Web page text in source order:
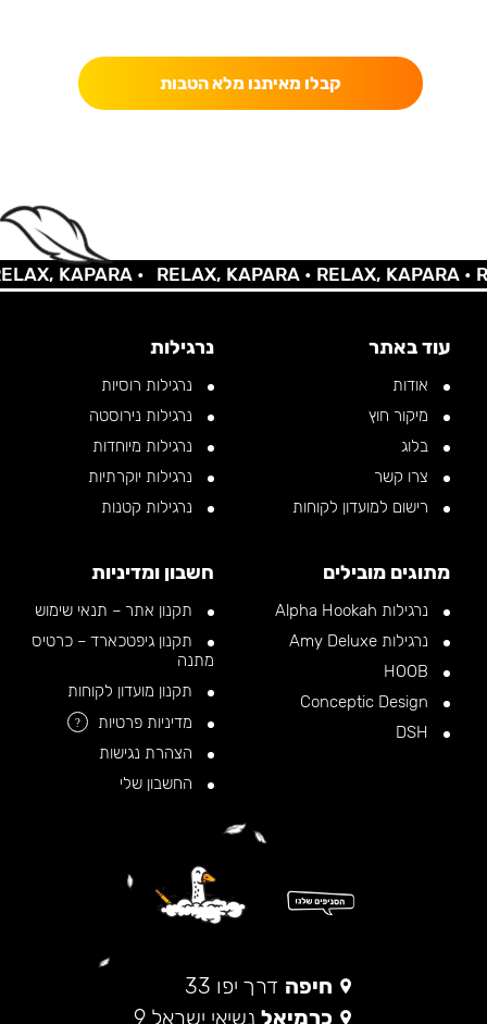
קבלו מאיתנו מלא הטבות
KAPARA • RELAX, KAPARA •RELAX, KAPARA •
עוד באתר
אודות
מיקור חוץ
בלוג
צרו קשר
רישום למועדון לקוחות
נרגילות
נרגילות רוסיות
נרגילות נירוסטה
נרגילות מיוחדות
נרגילות יוקרתיות
נרגילות קטנות
מתוגים מובילים
נרגילות Alpha Hookah
נרגילות Amy Deluxe
חשבון ומדיניות
תקנון אתר – תנאי שימוש
תקנון גיפטכארד – כרטיס
מתנה
תקנון מועדון לקוחות
מדיניות פרטיות
?
הצהרת נגישות
החשבון שלי
חיפה דרך יפו 33
כרמיאל נשיאי ישראל 9